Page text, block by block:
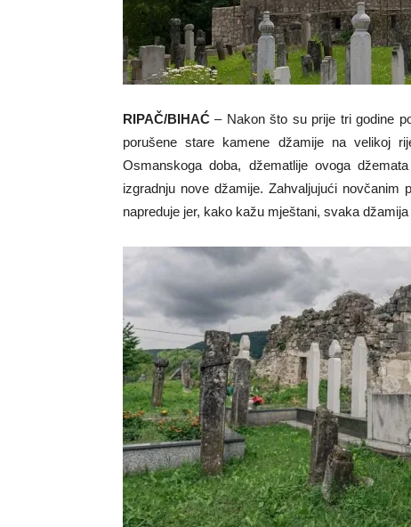
RIPAČ/BIHAĆ – Nakon što su prije tri godine
porušene stare kamene džamije na velikoj
Osmanskoga doba, džematlije ovoga
izgradnju nove džamije. Zahvaljujući novčanim
napreduje jer, kako kažu mještani, svaka